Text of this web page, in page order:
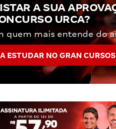
A SUA
URCA?
quem mais entende do
ESTUDAR NO GRAN CURSOS